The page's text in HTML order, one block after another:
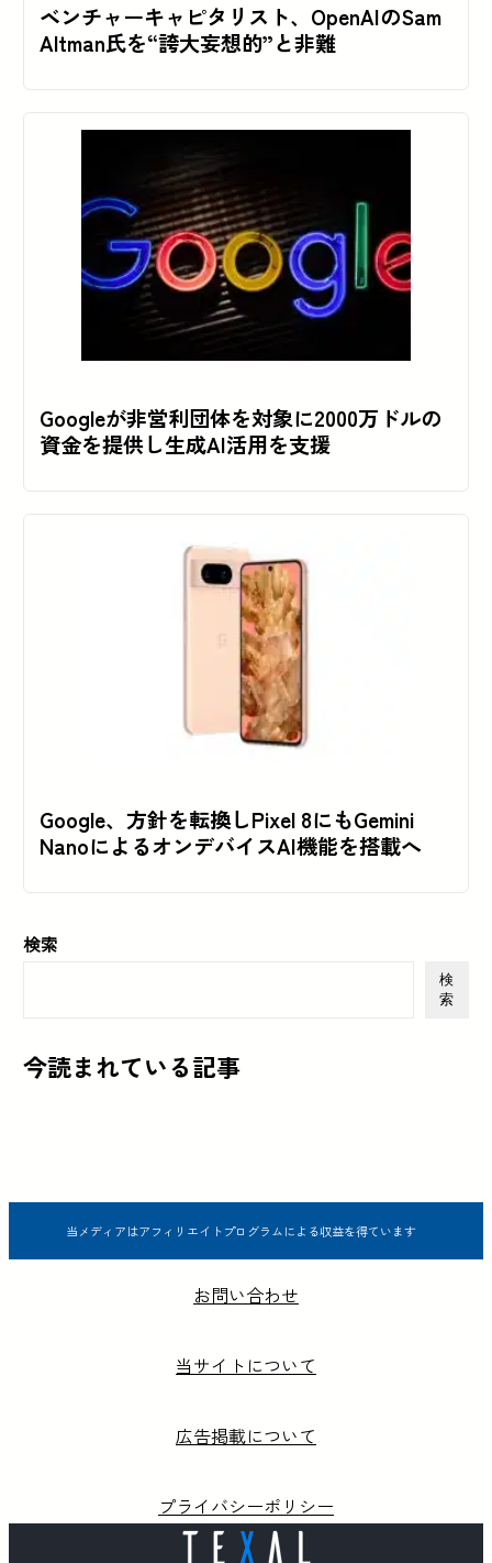
ベンチャーキャピタリスト、OpenAIのSam
Altman氏を“誇大妄想的”と非難
Googleが非営利団体を対象に2000万ドルの
資金を提供し生成AI活用を支援
Google、方針を転換しPixel 8にもGemini
NanoによるオンデバイスAI機能を搭載へ
検索
検
索
今読まれている記事
当メディアはアフィリエイトプログラムによる収益を得ています
お問い合わせ
当サイトについて
広告掲載について
プライバシーポリシー